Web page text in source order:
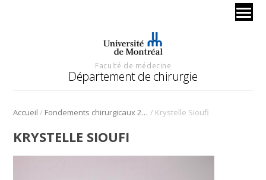
Faculté de médecine
Département de chirurgie
Accueil / Fondements chirurgicaux 2024 – ORL / Krystelle Sioufi
KRYSTELLE SIOUFI